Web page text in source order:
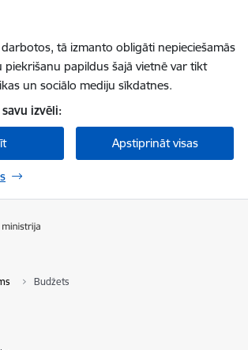
tā izmanto obligāti nepieciešamās
piekrišanu papildus šajā vietnē var tikt
un sociālo mediju sīkdatnes.
izvēli:
Apstiprināt visas
Budžets